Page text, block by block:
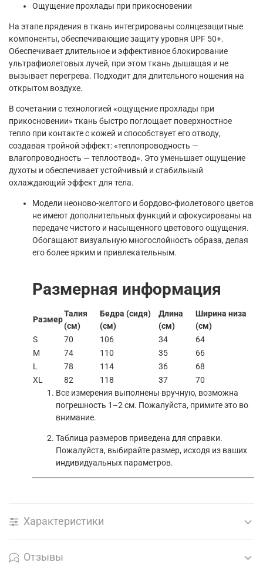
Ощущение прохлады при прикосновении
На этапе прядения в ткань интегрированы солнцезащитные
компоненты, обеспечивающие защиту уровня UPF 50+.
Обеспечивает длительное и эффективное блокирование
ультрафиолетовых лучей, при этом ткань дышащая и не
вызывает перегрева. Подходит для длительного ношения на
открытом воздухе.
В сочетании с технологией «ощущение прохлады при
прикосновении» ткань быстро поглощает поверхностное
тепло при контакте с кожей и способствует его отводу,
создавая тройной эффект: «теплопроводность —
влагопроводность — теплоотвод». Это уменьшает ощущение
духоты и обеспечивает устойчивый и стабильный
охлаждающий эффект для тела.
Модели неоново-желтого и бордово-фиолетового цветов
не имеют дополнительных функций и сфокусированы на
передаче чистого и насыщенного цветового ощущения.
Обогащают визуальную многослойность образа, делая
его более ярким и привлекательным.
Размерная информация
Размер
Талия
(см)
Бедра (сидя)
(см)
Длина
(см)
Ширина низа
(см)
S
70 106 34
64
M
74 110 35
66
L
78 114 36
68
XL
82 118 37
70
Все измерения выполнены вручную, возможна
погрешность 1–2 см. Пожалуйста, примите это во
внимание.
Таблица размеров приведена для справки.
Пожалуйста, выбирайте размер, исходя из ваших
индивидуальных параметров.
Характеристики
Отзывы